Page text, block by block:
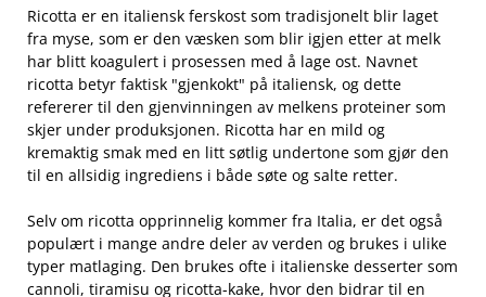
Ricotta er en italiensk ferskost som tradisjonelt blir laget
fra myse, som er⁤ den ‌væsken som ⁤blir igjen etter at ⁢melk
har blitt ​koagulert i prosessen med​ å lage ost. Navnet
ricotta betyr faktisk "gjenkokt" på italiensk, og dette
refererer til den gjenvinningen av melkens proteiner som
‌skjer under produksjonen. Ricotta har en mild og
kremaktig smak med en litt søtlig undertone som gjør den
til en allsidig ingrediens i både søte ⁣og salte retter.
Selv om ricotta opprinnelig kommer fra Italia, ‌er ​det også
populært i mange‌ andre deler av verden og brukes i ulike
typer matlaging. Den brukes ofte​ i italienske⁤ desserter som
cannoli, tiramisu og ricotta-kake, hvor den⁤ bidrar til en